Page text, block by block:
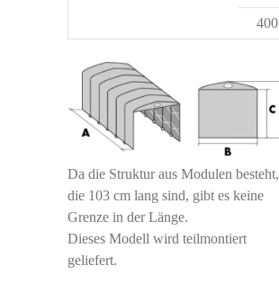
400
Da die Struktur aus Modulen besteht,
die 103 cm lang sind, gibt es keine
Grenze in der Länge.
Dieses Modell wird teilmontiert
geliefert.